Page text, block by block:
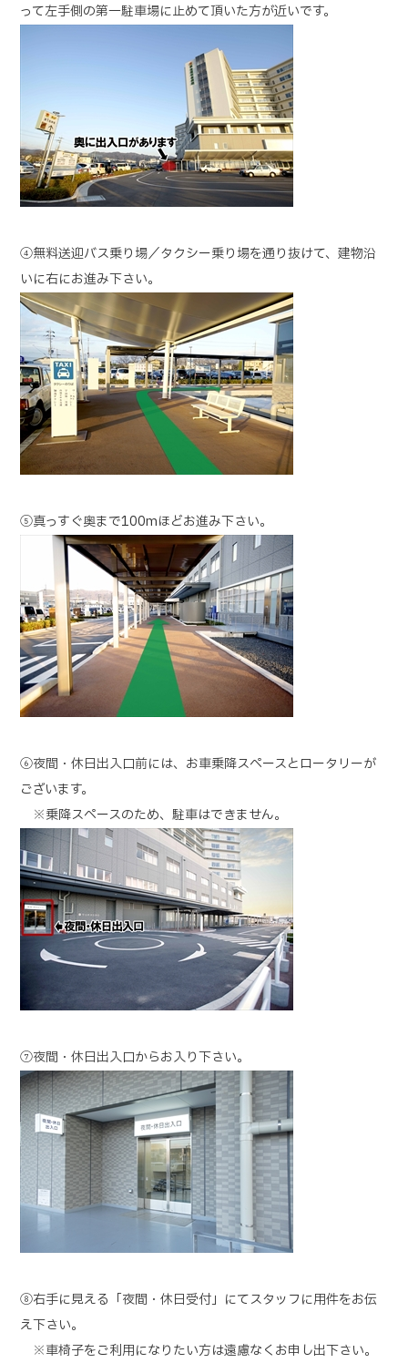
って左手側の第一駐車場に止めて頂いた方が近いです。
④無料送迎バス乗り場／タクシー乗り場を通り抜けて、建物沿
いに右にお進み下さい。
⑤真っすぐ奥まで100mほどお進み下さい。
⑥夜間・休日出入口前には、お車乗降スペースとロータリーが
ございます。
※乗降スペースのため、駐車はできません。
⑦夜間・休日出入口からお入り下さい。
⑧右手に見える「夜間・休日受付」にてスタッフに用件をお伝
え下さい。
※車椅子をご利用になりたい方は遠慮なくお申し出下さい。